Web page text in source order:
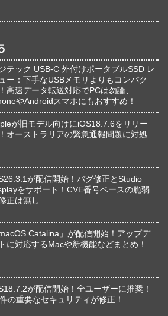
テック USB-C 外付けポータブルSSD レ
ー：下手なUSBメモリよりもコンパク
高速データ転送対応でPCは勿論、
やAndroidスマホにもおすすめ！
が旧モデル向けにiOS18.7.6をリリー
オーストラリアの緊急通報問題に対処
が配信開始！バグ修正とStudio
をサポート！CVE番号ベースの脆弱
正は無し
macOS Catalina」が配信開始！アップデ
に対応するMacや新機能などまとめ！
が配信開始！全ユーザーに推奨！
の重要なセキュリティが修正！